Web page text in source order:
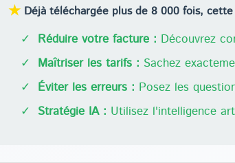
★ Déjà téléchargée plus de 8 000 fois,
✓ Réduire votre facture : Découvrez
✓ Maîtriser les tarifs : Sachez
✓ Éviter les erreurs : Posez les
✓ Stratégie IA : Utilisez l'intelligence